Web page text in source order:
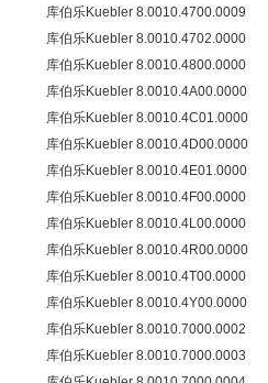
库伯乐Kuebler 8.0010.4700.0009
库伯乐Kuebler 8.0010.4702.0000
库伯乐Kuebler 8.0010.4800.0000
库伯乐Kuebler 8.0010.4A00.0000
库伯乐Kuebler 8.0010.4C01.0000
库伯乐Kuebler 8.0010.4D00.0000
库伯乐Kuebler 8.0010.4E01.0000
库伯乐Kuebler 8.0010.4F00.0000
库伯乐Kuebler 8.0010.4L00.0000
库伯乐Kuebler 8.0010.4R00.0000
库伯乐Kuebler 8.0010.4T00.0000
库伯乐Kuebler 8.0010.4Y00.0000
库伯乐Kuebler 8.0010.7000.0002
库伯乐Kuebler 8.0010.7000.0003